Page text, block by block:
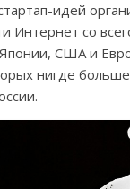
идей
Интернет со
США и
нигде